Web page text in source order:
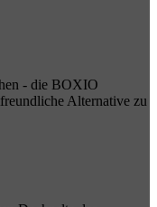
- die BOXIO
Alternative zu